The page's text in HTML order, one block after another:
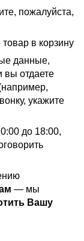
пожалуйста,
товар в корзину
данные,
вы отдаете
укажите
до 18:00,
— мы
Вашу